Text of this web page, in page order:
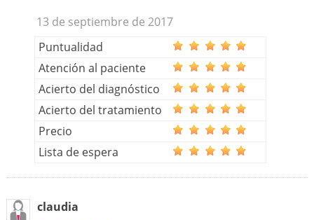
13 de septiembre de 2017
Puntualidad
Atención al paciente
Acierto del diagnóstico
Acierto del tratamiento
Precio
Lista de espera
claudia